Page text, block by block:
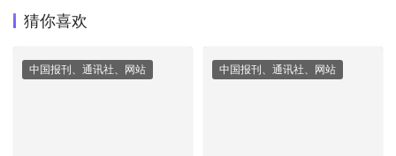
猜你喜欢
中国报刊、通讯社、网站 中国报刊、通讯社、网站